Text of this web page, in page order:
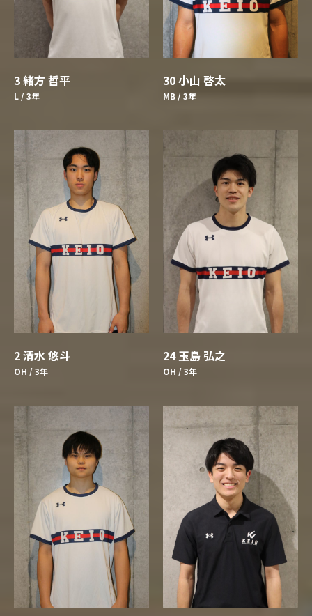
3 緒方 哲平
L / 3年
30 小山 啓太
MB / 3年
2 清水 悠斗
OH / 3年
24 玉島 弘之
OH / 3年